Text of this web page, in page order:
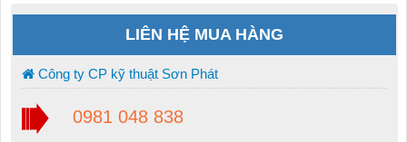
LIÊN HỆ MUA HÀNG
Công ty CP kỹ thuật Sơn Phát
0981 048 838